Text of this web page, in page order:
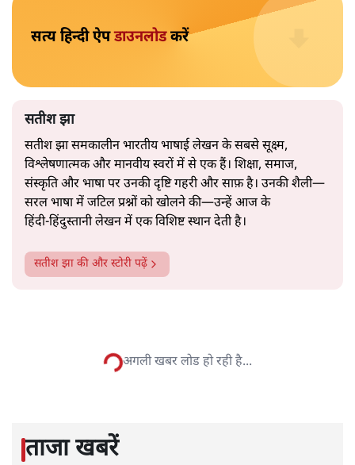
इकोनॉमी”, “उत्पादकता”, “लचीलापन”—सब कुछ एक अनुभवी
नेता की सहजता से पिरोया गया।
2019 के बही‑खाता वाले प्रतीकवाद से वे बहुत आगे आ चुकी हैं।
अब वे नार्थ ब्लॉक के हर गलियारे को जानने वाली वित्त मंत्री की
तरह बोलती हैं। लेकिन इस आत्मविश्वास के नीचे जो सामग्री है, वह
उतनी ही अनुमानित और दोहराव भरी।
सत्य हिन्दी ऐपडाउनलोडकरें
विश्लेषणात्मक और मानवीय स्वरों में से एक हैं। शिक्षा, समाज,